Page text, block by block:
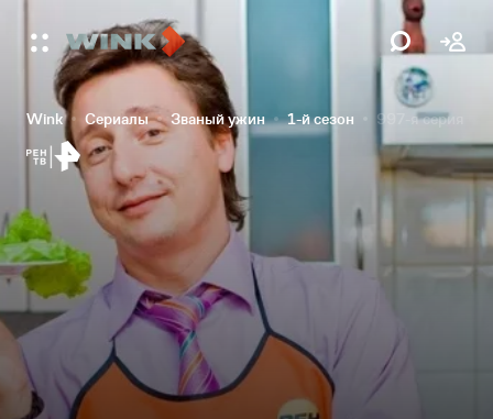
Wink Сериалы Званый ужин 1-й сезон 997-я серия